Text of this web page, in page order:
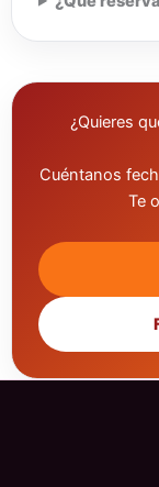
¿Quieres
Cuéntanos
Te